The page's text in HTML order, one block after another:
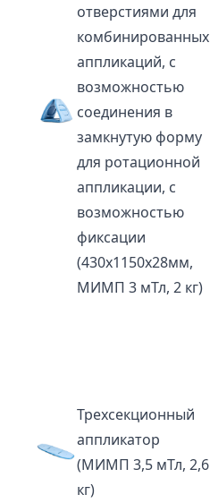
отверстиями для
комбинированных
аппликаций, с
возможностью
соединения в
замкнутую форму
для ротационной
аппликации, с
возможностью
фиксации
(430х1150х28мм,
МИМП 3 мТл, 2 кг)
Трехсекционный
аппликатор
(МИМП 3,5 мТл, 2,6
кг)